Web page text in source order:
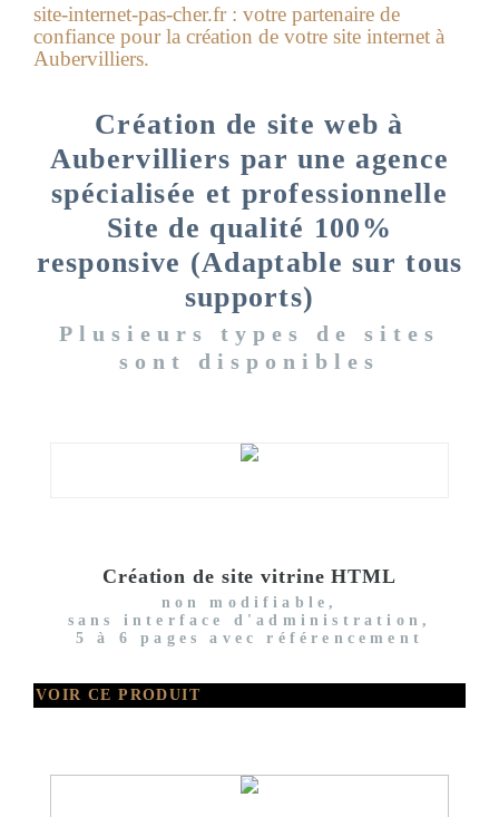
site-internet-pas-cher.fr : votre partenaire de
confiance pour la création de votre site internet à
Aubervilliers.
Création de site web à
Aubervilliers par une agence
spécialisée et professionnelle
Site de qualité 100%
responsive (Adaptable sur tous
supports)
Plusieurs types de sites
sont disponibles
Création de site vitrine HTML
non modifiable,
sans interface d'administration,
5 à 6 pages avec référencement
VOIR CE PRODUIT